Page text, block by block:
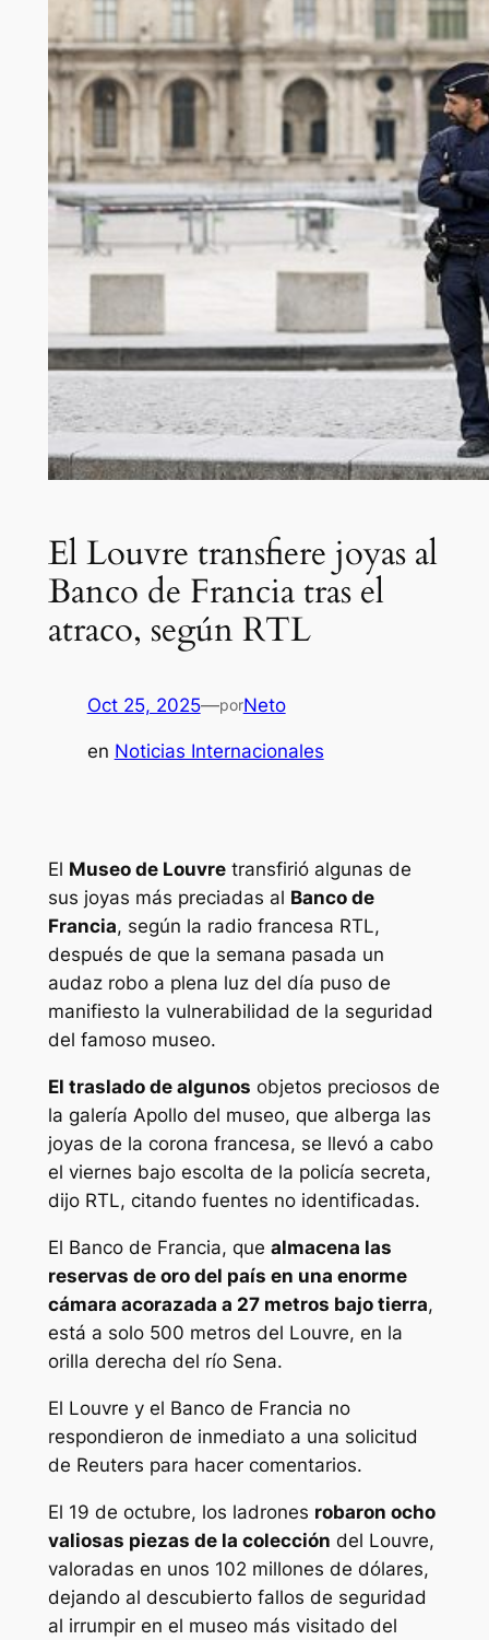
El Louvre transfiere joyas al
Banco de Francia tras el
atraco, según RTL
Oct 25, 2025—porNeto
en Noticias Internacionales
El Museo de Louvretransfirió algunas de
sus joyas más preciadas al Banco de
Francia, según la radio francesa RTL,
después de que la semana pasada un
audaz robo a plena luz del día puso de
manifiesto la vulnerabilidad de la seguridad
del famoso museo.
El traslado de algunos objetos preciosos de
la galería Apollo del museo, que alberga las
joyas de la corona francesa, se llevó a cabo
el viernes bajo escolta de la policía secreta,
dijo RTL, citando fuentes no identificadas.
El Banco de Francia, que almacena las
reservas de oro del país en una enorme
cámara acorazada a 27 metros bajo tierra,
está a solo 500 metros del Louvre, en la
orilla derecha del río Sena.
El Louvre y el Banco de Francia no
respondieron de inmediato a una solicitud
de Reuters para hacer comentarios.
El 19 de octubre, los ladrones robaron ocho
valiosas piezas de la colección del Louvre,
valoradas en unos 102 millones de dólares,
dejando al descubierto fallos de seguridad
al irrumpir en el museo más visitado del